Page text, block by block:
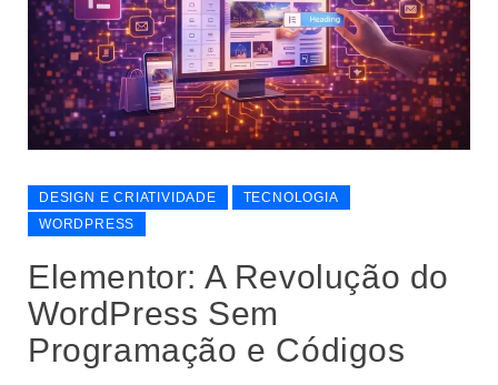
DESIGN E CRIATIVIDADE
TECNOLOGIA
WORDPRESS
Elementor: A Revolução do
WordPress Sem
Programação e Códigos